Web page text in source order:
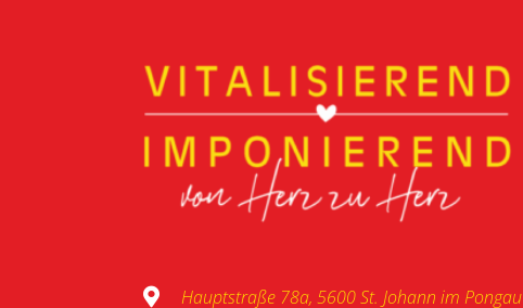
Hauptstraße 78a, 5600 St. Johann im Pongau